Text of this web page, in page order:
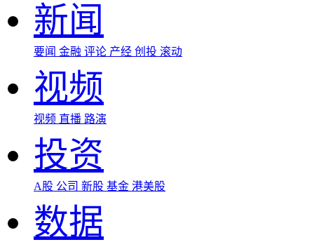
新闻
要闻 金融 评论 产经 创投 滚动
视频
视频 直播 路演
投资
A股 公司 新股 基金 港美股
数据